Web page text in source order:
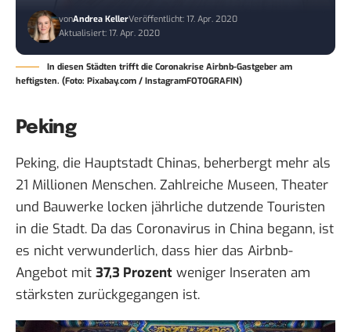
vonAndrea KellerVeröffentlicht: 17. Apr. 2020
Aktualisiert: 17. Apr. 2020
In diesen Städten trifft die Coronakrise Airbnb-Gastgeber am
heftigsten. (Foto: Pixabay.com / InstagramFOTOGRAFIN)
Peking
Peking, die Hauptstadt Chinas, beherbergt mehr als
21 Millionen Menschen. Zahlreiche Museen, Theater
und Bauwerke locken jährliche dutzende Touristen
in die Stadt. Da das Coronavirus in China begann, ist
es nicht verwunderlich, dass hier das Airbnb-
Angebot mit 37,3 Prozent weniger Inseraten am
stärksten zurückgegangen ist.